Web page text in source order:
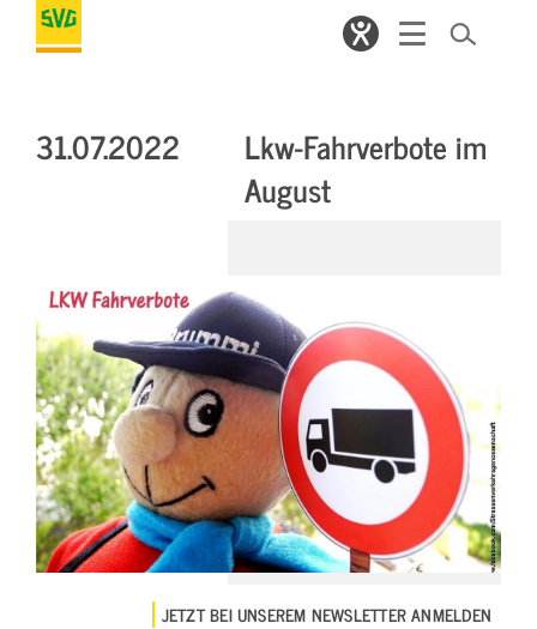
31.07.2022
Lkw-Fahrverbote im
August
JETZT BEI UNSEREM NEWSLETTER ANMELDEN